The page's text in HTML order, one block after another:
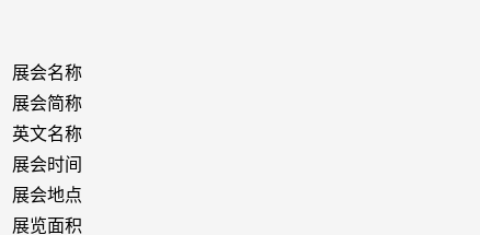
展会名称
展会简称
英文名称
展会时间
展会地点
展览面积